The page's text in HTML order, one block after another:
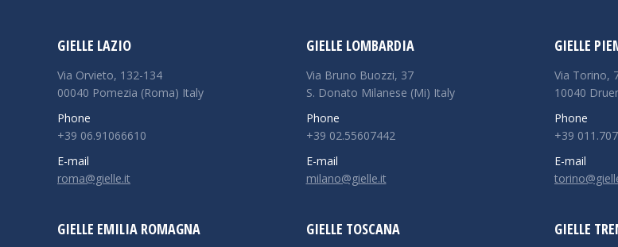
GIELLE LAZIO
Via Orvieto, 132-134
00040 Pomezia (Roma) Italy
Phone
+39 06.91066610
E-mail
roma@gielle.it
GIELLE LOMBARDIA
Via Bruno Buozzi, 37
S. Donato Milanese (Mi) Italy
Phone
+39 02.55607442
E-mail
milano@gielle.it
GIELLE
Via Torino,
10040
Phone
+39
E-mail
GIELLE EMILIA ROMAGNA GIELLE TOSCANA GIELLE